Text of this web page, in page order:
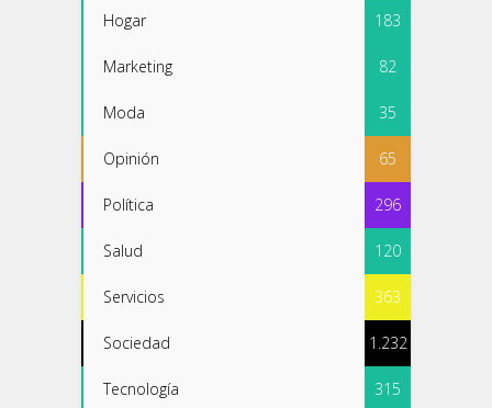
Hogar 183
Marketing 82
Moda 35
Opinión 65
Política 296
Salud 120
Servicios 363
Sociedad 1.232
Tecnología 315